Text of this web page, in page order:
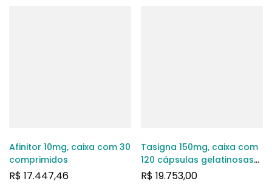
Afinitor 10mg, caixa com 30
comprimidos
R$ 17.447,46
Tasigna 150mg, caixa com
120 cápsulas gelatinosas
duras
R$ 19.753,00